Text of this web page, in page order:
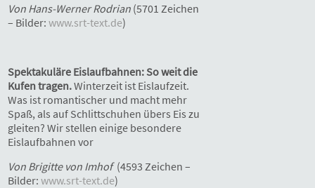
Von Hans-Werner Rodrian (5701 Zeichen
– Bilder: www.srt-text.de)
Spektakuläre Eislaufbahnen: So weit die
Kufen tragen.Winterzeit ist Eislaufzeit.
Was ist romantischer und macht mehr
Spaß, als auf Schlittschuhen übers Eis zu
gleiten? Wir stellen einige besondere
Eislaufbahnen vor
Von Brigitte von Imhof (4593 Zeichen –
Bilder: www.srt-text.de)